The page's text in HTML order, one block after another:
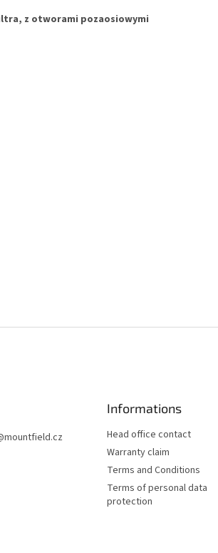
z otworami pozaosiowymi
mountfield.cz
Informations
Head office contact
Warranty claim
Terms and Conditions
Terms of personal data
protection